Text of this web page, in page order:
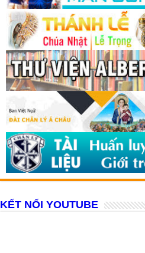
KẾT NỐI YOUTUBE